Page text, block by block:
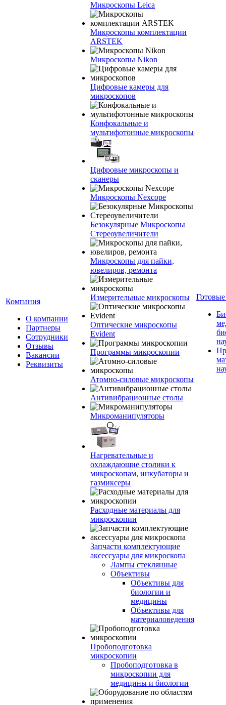
Компания
О компании
Партнеры
Сотрудники
Отзывы
Вакансии
Реквизиты
Микроскопы Leica
Микроскопы комплектации
ARSTEK
Микроскопы Nikon
Цифровые камеры для
микроскопов
Конфокальные и
мультифотонные микроскопы
Цифровые микроскопы и
сканеры
Микроскопы Nexcope
Безокулярные Микроскопы
Стереоувеличители
Микроскопы для пайки,
ювелиров, ремонта
Измерительные микроскопы
Оптические микроскопы
Evident
Программы микроскопии
Атомно-силовые микроскопы
Антивибрационные столы
Микроманипуляторы
Нагревательные и
охлаждающие столики к
микроскопам, инкубаторы и
газмиксеры
Расходные материалы для
микроскопии
Запчасти комплектующие
аксессуары для микроскопа
Лампы стеклянные
Объективы
Объективы для
биологии и
медицины
Объективы для
материаловедения
Пробоподготовка
микроскопии
Пробоподготовка в
микроскопии для
медицины и биологии